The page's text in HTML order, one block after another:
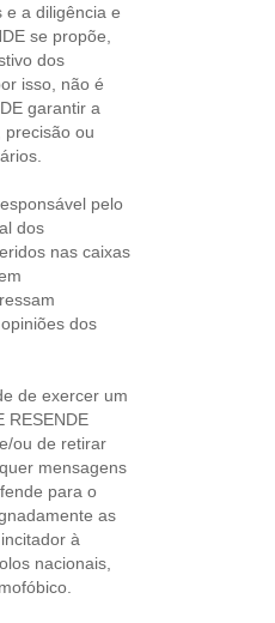
e a diligência e
se propõe,
dos
isso, não é
garantir a
precisão ou
pelo
dos
nas caixas
dos
de exercer um
RESENDE
ou de retirar
mensagens
para o
as
à
nacionais,